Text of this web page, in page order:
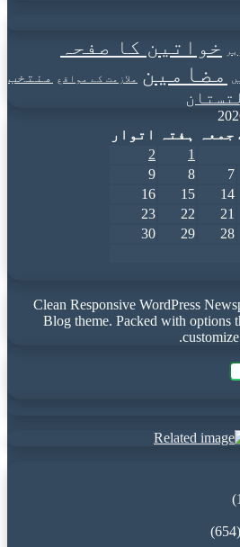
خواتین کا صفحہ
مضامین ملازمت کے مواقع
منتخب
جمعہ ہفتہ
اتوار
1
2
7
8
9
14
15
16
21
22
23
28
29
30
Clean Responsive WordPress
Blog theme. Packed with options
(654)